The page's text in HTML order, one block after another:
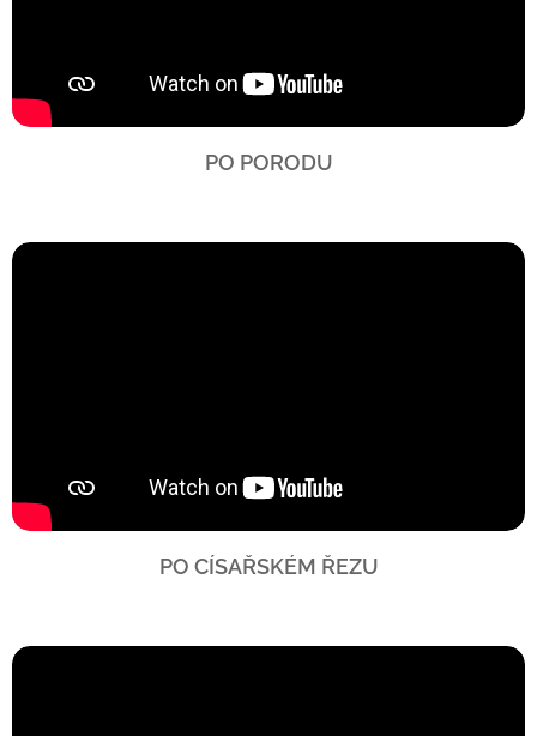
PO PORODU
PO CÍSAŘSKÉM ŘEZU